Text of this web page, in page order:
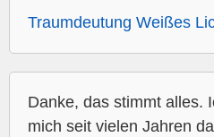
Traumdeutung Weißes
Danke, das stimmt alles.
mich seit vielen Jahren